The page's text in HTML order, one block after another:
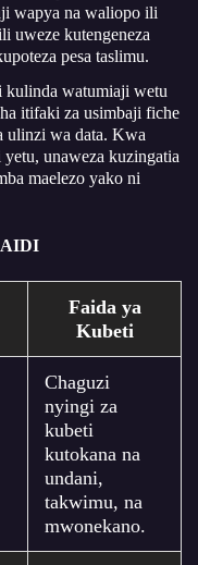
wapya na waliopo ili
uweze kutengeneza
pesa taslimu.
kulinda watumiaji wetu
itifaki za usimbaji fiche
ulinzi wa data. Kwa
unaweza kuzingatia
maelezo yako ni
Faida ya
Kubeti
Chaguzi
nyingi za
kubeti
kutokana na
undani,
takwimu, na
mwonekano.